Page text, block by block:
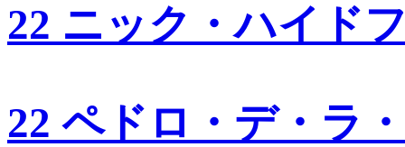
22 ニック・ハイド
22 ペドロ・デ・ラ